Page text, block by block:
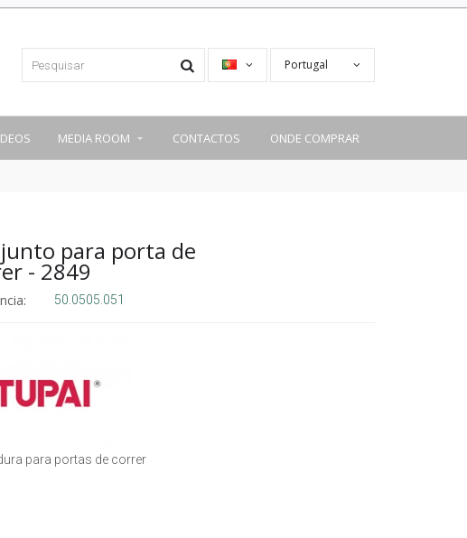
Portugal
MEDIA ROOM CONTACTOS ONDE COMPRAR
para porta de
- 2849
50.0505.051
para portas de correr